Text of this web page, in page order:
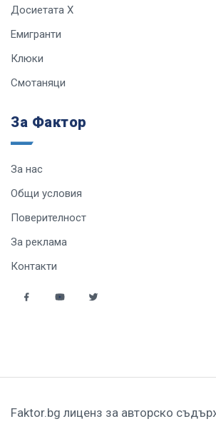
Досиетата Х
Емигранти
Клюки
Смотаняци
За Фактор
За нас
Общи условия
Поверителност
За реклама
Контакти
Faktor.bg лиценз за авторско